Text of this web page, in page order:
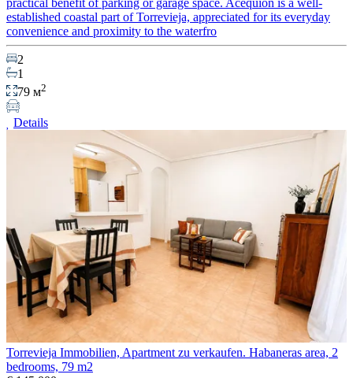
practical benefit of parking or garage space. Acequion is a well-
established coastal part of Torrevieja, appreciated for its everyday
convenience and proximity to the waterfro
2
1
79 м2
Details
Torrevieja Immobilien, Apartment zu verkaufen. Habaneras area, 2
bedrooms, 79 m2